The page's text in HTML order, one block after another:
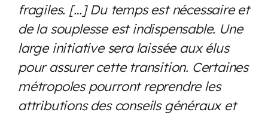
fragiles. […] Du temps est nécessaire et
de la souplesse est indispensable. Une
large initiative sera laissée aux élus
pour assurer cette transition. Certaines
métropoles pourront reprendre les
attributions des conseils généraux et